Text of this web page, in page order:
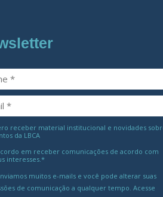
receber material institucional e novidades
da LBCA
em receber comunicações de acordo com
interesses.*
muitos e-mails e você pode alterar suas
de comunicação a qualquer tempo. Acesse